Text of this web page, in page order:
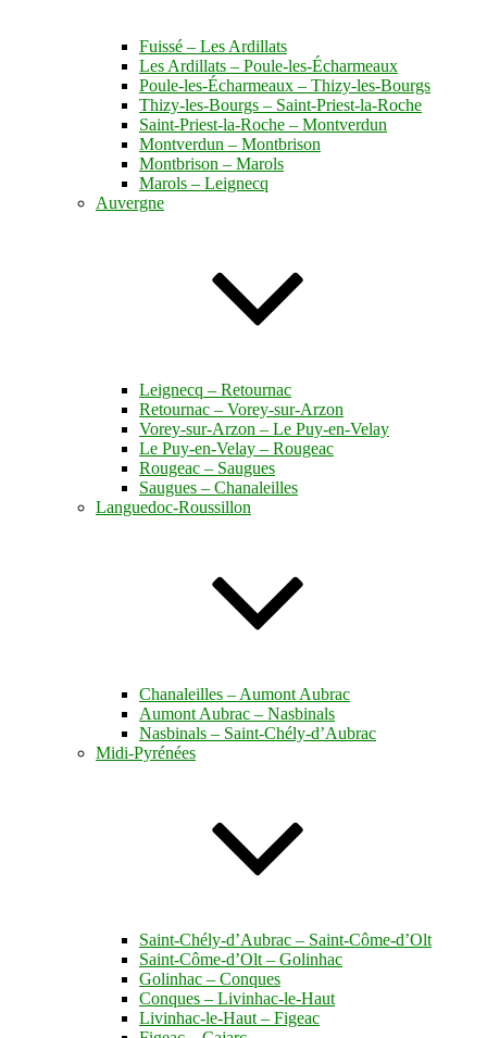
Fuissé – Les Ardillats
Les Ardillats – Poule-les-Écharmeaux
Poule-les-Écharmeaux – Thizy-les-Bourgs
Thizy-les-Bourgs – Saint-Priest-la-Roche
Saint-Priest-la-Roche – Montverdun
Montverdun – Montbrison
Montbrison – Marols
Marols – Leignecq
Auvergne
Leignecq – Retournac
Retournac – Vorey-sur-Arzon
Vorey-sur-Arzon – Le Puy-en-Velay
Le Puy-en-Velay – Rougeac
Rougeac – Saugues
Saugues – Chanaleilles
Languedoc-Roussillon
Chanaleilles – Aumont Aubrac
Aumont Aubrac – Nasbinals
Nasbinals – Saint-Chély-d’Aubrac
Midi-Pyrénées
Saint-Chély-d’Aubrac – Saint-Côme-d’Olt
Saint-Côme-d’Olt – Golinhac
Golinhac – Conques
Conques – Livinhac-le-Haut
Livinhac-le-Haut – Figeac